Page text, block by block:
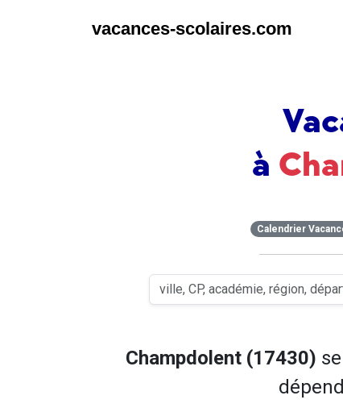
vacances-scolaires.com
à
Calendrier
Champdolent (17430)